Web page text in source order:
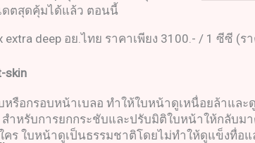
ดตสุดคุ้มได้แล้ว ตอนนี้
extra deep อย.ไทย ราคาเพียง 3100.- / 1 ซีซี
skin
รือกรอบหน้าเบลอ ทำให้ใบหน้าดูเหนื่อยล้าและ
ำหรับการยกกระชับและปรับมิติใบหน้าให้กลับม
คร ใบหน้าดูเป็นธรรมชาติโดยไม่ทำให้ดูแข็งทื่